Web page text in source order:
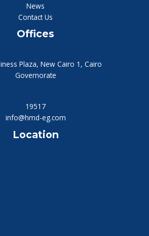
News
Contact Us
Offices
Plaza, New Cairo 1, Cairo
Governorate
19517
info@hmd-eg.com
Location